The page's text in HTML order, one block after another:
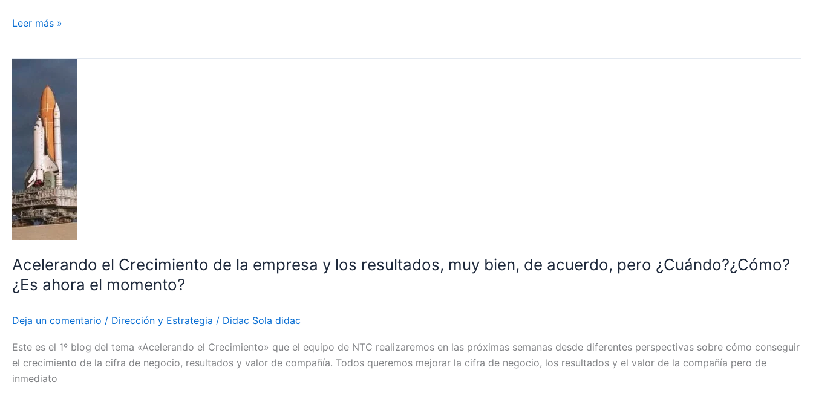
Leer más »
Acelerando el Crecimiento de la empresa y los resultados, muy bien, de acuerdo, pero ¿Cuándo?¿Cómo?
¿Es ahora el momento?
Deja un comentario / Dirección y Estrategia / Didac Sola didac
Este es el 1º blog del tema «Acelerando el Crecimiento» que el equipo de NTC realizaremos en las próximas semanas desde diferentes perspectivas sobre cómo conseguir
el crecimiento de la cifra de negocio, resultados y valor de compañía. Todos queremos mejorar la cifra de negocio, los resultados y el valor de la compañía pero de
inmediato
Crecimiento
empresa
resultados,
muy
bien,
de
pero
¿Cuándo?
¿Es
el
momento?